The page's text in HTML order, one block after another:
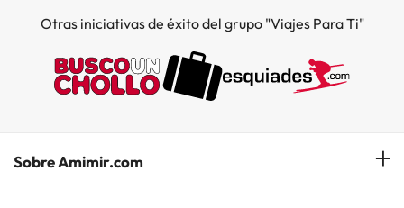
Otras iniciativas de éxito del grupo "Viajes Para Ti"
Sobre Amimir.com